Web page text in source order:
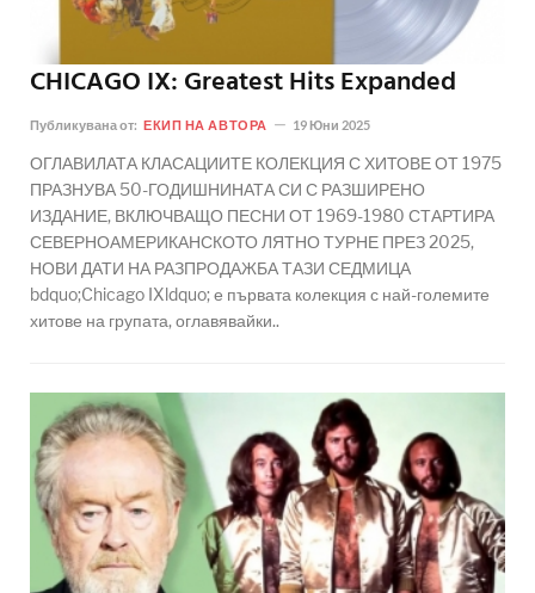
CHICAGO IX: Greatest Hits Expanded
Публикувана от: ЕКИП НА АВТОРА 19 Юни 2025
ОГЛАВИЛАТА КЛАСАЦИИТЕ КОЛЕКЦИЯ С ХИТОВЕ ОТ 1975
ПРАЗНУВА 50-ГОДИШНИНАТА СИ С РАЗШИРЕНО
ИЗДАНИЕ, ВКЛЮЧВАЩО ПЕСНИ ОТ 1969-1980 СТАРТИРА
СЕВЕРНОАМЕРИКАНСКОТО ЛЯТНО ТУРНЕ ПРЕЗ 2025,
НОВИ ДАТИ НА РАЗПРОДАЖБА ТАЗИ СЕДМИЦА
bdquo;Chicago IXldquo; е първата колекция с най-големите
хитове на групата, оглавявайки..